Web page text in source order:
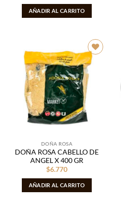
AÑADIR AL CARRITO
Añadir
a la
lista de
deseos
DOÑA ROSA
DOÑA ROSA CABELLO DE
ANGEL X 400 GR
$6.770
AÑADIR AL CARRITO